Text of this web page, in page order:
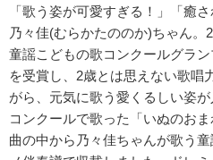
「歌う姿が可愛すぎる！」「癒
乃々佳(むらかたののか)ちゃん。
童謡こどもの歌コンクールグラ
を受賞し、2歳とは思えない歌唱
がら、元気に歌う愛くるしい姿が
コンクールで歌った「いぬのお
曲の中から乃々佳ちゃんが歌う